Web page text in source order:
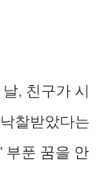
, 친구가 시
찰받았다는
부푼 꿈을 안